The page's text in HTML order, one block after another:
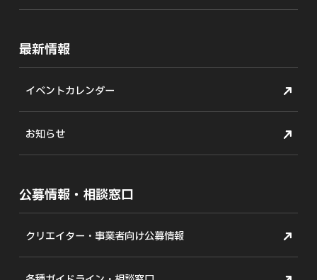
最新情報
イベントカレンダー
お知らせ
公募情報・相談窓口
クリエイター・事業者向け公募情報